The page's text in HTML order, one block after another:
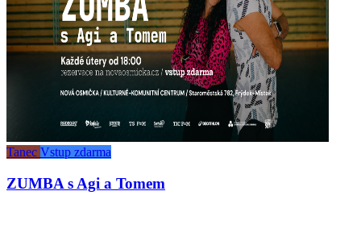
Tanec Vstup zdarma
ZUMBA s Agi a Tomem